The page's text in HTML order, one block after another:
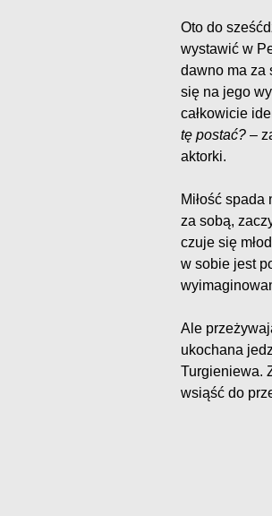
Oto do
wystawić w
dawno ma za
się na jego
całkowicie
tę postać? –
aktorki.
Miłość
za sobą,
czuje się
w sobie jest
Ale
ukochana
Turgieniewa.
wsiąść do